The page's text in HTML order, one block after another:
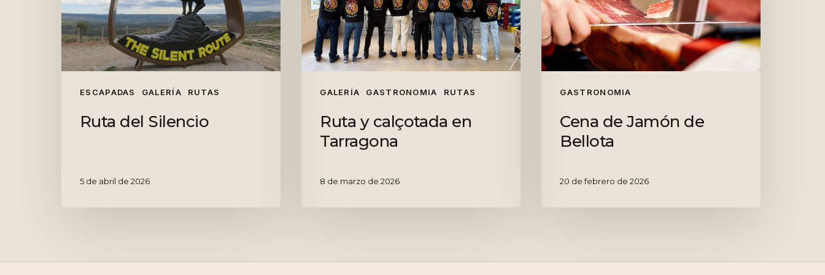
ESCAPADAS GALERÍA RUTAS
Ruta del Silencio
5 de abril de 2026
GALERÍA GASTRONOMIA RUTAS
Ruta y calçotada en
Tarragona
8 de marzo de 2026
GASTRONOMIA
Cena de Jamón de
Bellota
20 de febrero de 2026